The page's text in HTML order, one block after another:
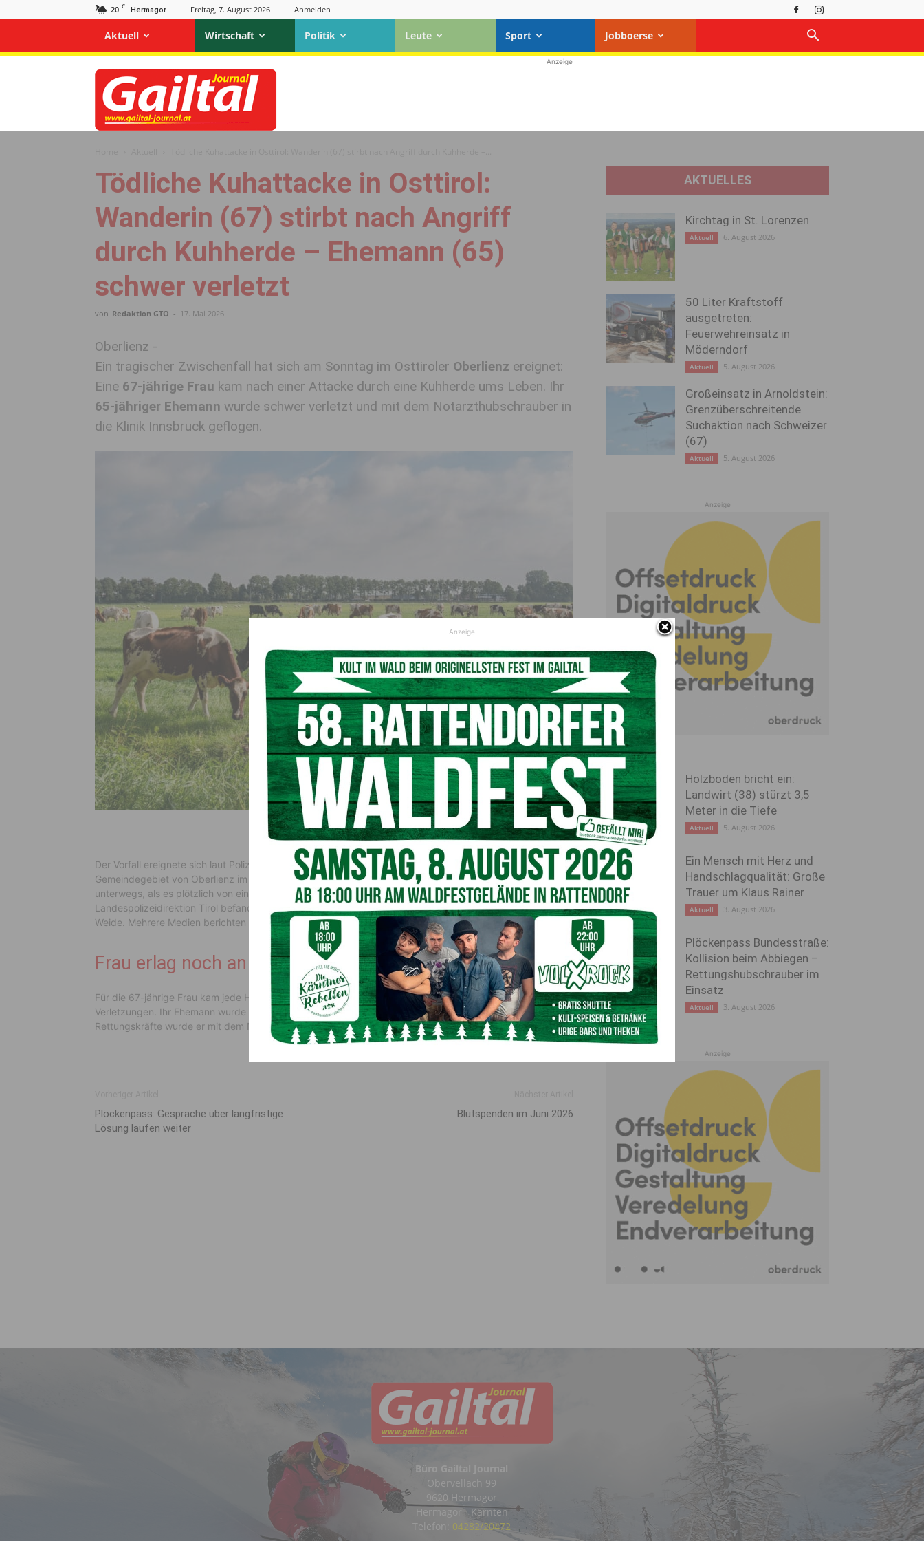
20 C Hermagor Freitag, 7. August 2026 Anmelden
Aktuell Wirtschaft Politik Leute Sport Jobboerse
Gailtal
Journal
Anzeige
Tödliche Kuhattacke in Osttirol:
Wanderin (67) stirbt nach Angriff
durch Kuhherde – Ehemann (65)
schwer verletzt
von Redaktion GTO - 17. Mai 2026
Oberlienz -
Ein tragischer Zwischenfall hat sich am Sonntag im Osttiroler Oberlienz ereignet:
Eine 67-jährige Frau kam nach einer Attacke durch eine Kuhherde ums Leben. Ihr
65-jähriger Ehemann wurde schwer verletzt und mit dem Notarzthubschrauber in
die Klinik Innsbruck geflogen.
© Symbolfoto Adobe Stock
Der Vorfall ereignete sich laut Polizei gegen Mittag in einem ausgeschilderten Weidegebiet im
Gemeindegebiet von Oberlienz im Bezirk Lienz. Das österreichische Ehepaar war dort als Wanderer
unterwegs, als es plötzlich von einer Kuhherde attackiert wurde. Nach Angaben der
Landespolizeidirektion Tirol befand sich zum Zeitpunkt des Angriffs eine größere Anzahl an Tieren auf der
Weide. Mehrere Medien berichten von rund 30 bis 40 Kühen, die Bauern aus der Region gehören.
Frau erlag noch an der Unfallstelle ihren Verletzungen
Für die 67-jährige Frau kam jede Hilfe zu spät. Sie erlag noch an der Unfallstelle ihren schweren
Verletzungen. Ihr Ehemann wurde bei der Attacke schwer verletzt. Nach der Erstversorgung durch
Rettungskräfte wurde er mit dem Notarzthubschrauber in die Klinik Innsbruck gebracht.
Plöckenpass: Gespräche über langfristige
Lösung laufen weiter
Blutspenden im Juni 2026
AKTUELLES
Kirchtag in St. Lorenzen
Aktuell 6. August 2026
50 Liter Kraftstoff
ausgetreten:
Feuerwehreinsatz in
Möderndorf
Aktuell 5. August 2026
Großeinsatz in Arnoldstein:
Grenzüberschreitende
Suchaktion nach Schweizer
(67)
Aktuell 5. August 2026
Anzeige
Holzboden bricht ein:
Landwirt (38) stürzt 3,5
Meter in die Tiefe
Aktuell 5. August 2026
Ein Mensch mit Herz und
Handschlagqualität: Große
Trauer um Klaus Rainer
Aktuell 3. August 2026
Plöckenpass Bundesstraße:
Kollision beim Abbiegen –
Rettungshubschrauber im
Einsatz
Aktuell 3. August 2026
Anzeige
Büro Gailtal Journal
Obervellach 99
9620 Hermagor
Hermagor - Kärnten
Telefon: 04282/20472
Anzeige